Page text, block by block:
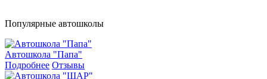
Популярные автошколы
Автошкола "Папа"
Подробнее Отзывы